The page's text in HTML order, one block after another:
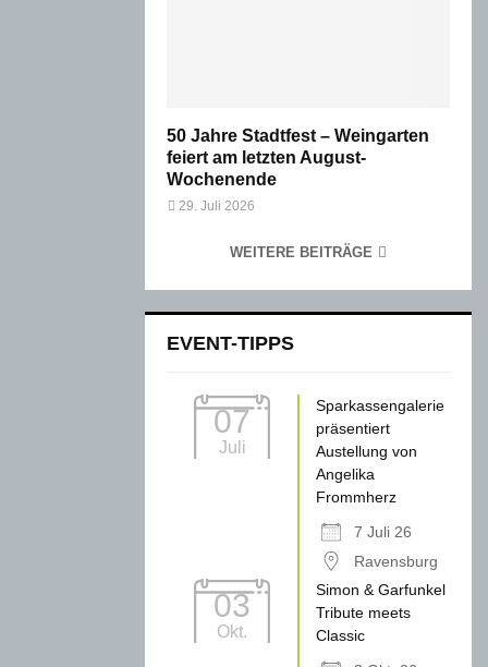
50 Jahre Stadtfest – Weingarten
feiert am letzten August-
Wochenende
29. Juli 2026
WEITERE BEITRÄGE
EVENT-TIPPS
07
Juli
Sparkassengalerie
präsentiert
Austellung von
Angelika
Frommherz
7 Juli 26
Ravensburg
03
Okt.
Simon & Garfunkel
Tribute meets
Classic